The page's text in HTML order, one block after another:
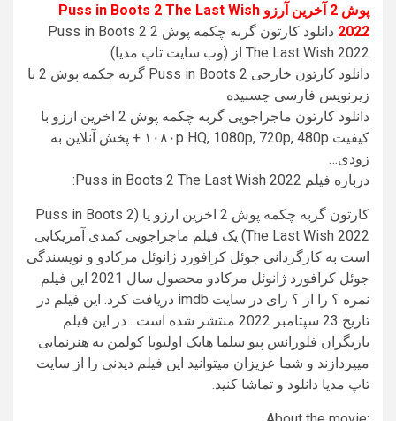
پوش 2 آخرین آرزو Puss in Boots 2 The Last Wish
2022
دانلود کارتون گربه چکمه پوش 2 Puss in Boots 2
The Last Wish 2022 از (وب سایت تاپ مدیا)
دانلود کارتون خارجی Puss in Boots 2 گربه چکمه پوش 2 با
زیرنویس فارسی چسبیده
دانلود کارتون ماجراجویی گربه چکمه پوش 2 اخرین ارزو با
کیفیت ۱۰۸۰p HQ, 1080p, 720p, 480p + پخش آنلاین به
زودی…
درباره فیلم Puss in Boots 2 The Last Wish 2022:
کارتون گربه چکمه پوش 2 اخرین ارزو یا (Puss in Boots 2
The Last Wish 2022) یک فیلم ماجراجویی کمدی آمریکایی
است به کارگردانی جوئل کرافورد ژانوئل مرکادو و نویسندگی
جوئل کرافورد ژانوئل مرکادو محصول سال 2021 این فیلم
نمره ؟ را از ؟ رای در سایت imdb دریافت کرد. این فیلم در
تاریخ 23 سپتامبر 2022 منتشر شده است . در این فیلم
بازیگران فلورانس پیو سلما هایک اولیویا کولمن به هنرنمایی
میپردازند و شما عزیزان میتوانید این فیلم دیدنی را از سایت
تاپ مدیا دانلود و تماشا کنید.